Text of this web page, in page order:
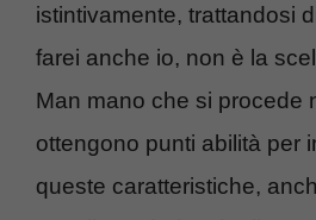
istintivamente, trattandosi
farei anche io, non è la
Man mano che si procede
ottengono punti abilità per
queste caratteristiche,